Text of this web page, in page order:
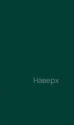
Наверх